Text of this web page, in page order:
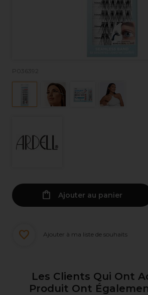
P036392
Ajouter au panier
Ajouter à ma liste de souhaits
Les Clients Qui Ont
Produit Ont